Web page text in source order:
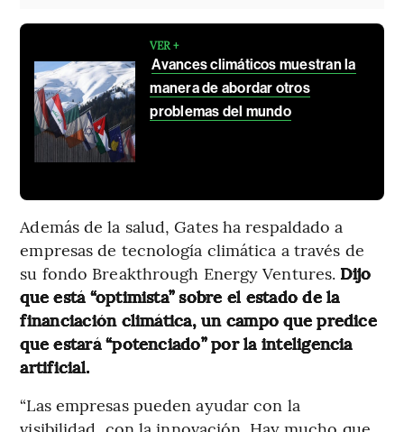
VER +
Avances climáticos muestran la
manera de abordar otros
problemas del mundo
Además de la salud, Gates ha respaldado a
empresas de tecnología climática a través de
su fondo Breakthrough Energy Ventures. Dijo
que está “optimista” sobre el estado de la
financiación climática, un campo que predice
que estará “potenciado” por la inteligencia
artificial.
“Las empresas pueden ayudar con la